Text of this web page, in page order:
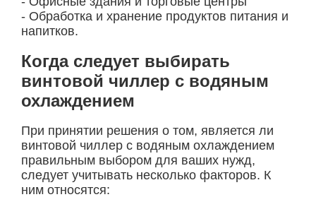
- Обработка и хранение продуктов питания и
напитков.
Когда следует выбирать
винтовой чиллер с водяным
охлаждением
При принятии решения о том, является ли
винтовой чиллер с водяным охлаждением
правильным выбором для ваших нужд,
следует учитывать несколько факторов. К
ним относятся: